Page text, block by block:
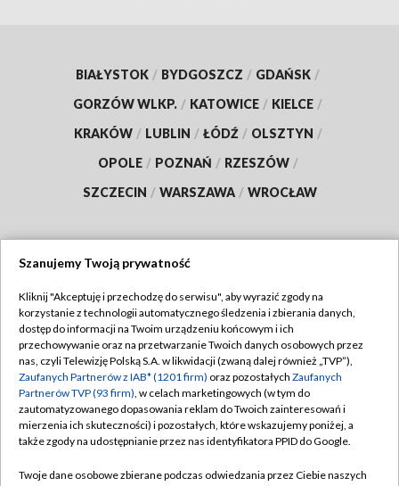
BIAŁYSTOK / BYDGOSZCZ / GDAŃSK /
GORZÓW WLKP. / KATOWICE / KIELCE /
KRAKÓW / LUBLIN / ŁÓDŹ / OLSZTYN /
OPOLE / POZNAŃ / RZESZÓW /
SZCZECIN / WARSZAWA / WROCŁAW
TVP
Abonament TVP
Emisja w TVP
Centrum informacji TVP
Naziemna Telewizja Cyfrowa
Regulamin TVP
Polityka prywatności
Moje zgody
Pomoc
Szanujemy Twoją prywatność
Kliknij "Akceptuję i przechodzę do serwisu", aby wyrazić zgody na
korzystanie z technologii automatycznego śledzenia i zbierania danych,
dostęp do informacji na Twoim urządzeniu końcowym i ich
przechowywanie oraz na przetwarzanie Twoich danych osobowych przez
nas, czyli Telewizję Polską S.A. w likwidacji (zwaną dalej również „TVP”),
Zaufanych Partnerów z IAB* (1201 firm) oraz pozostałych Zaufanych
Partnerów TVP (93 firm), w celach marketingowych (w tym do
zautomatyzowanego dopasowania reklam do Twoich zainteresowań i
mierzenia ich skuteczności) i pozostałych, które wskazujemy poniżej, a
także zgody na udostępnianie przez nas identyfikatora PPID do Google.
Twoje dane osobowe zbierane podczas odwiedzania przez Ciebie naszych